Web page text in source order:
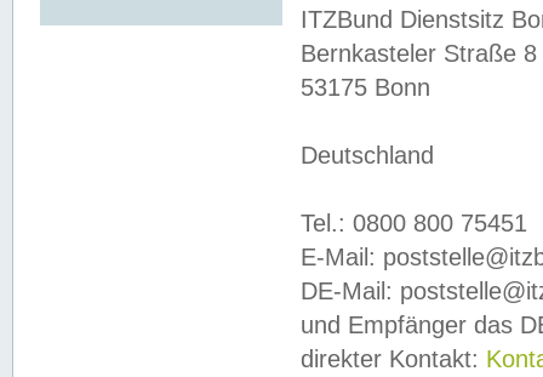
ITZBund Dienstsitz
Bernkasteler Straße 8
53175 Bonn
Deutschland
Tel.: 0800 800 75451
E-Mail:
DE-Mail:
und Empfänger das
direkter Kontakt: